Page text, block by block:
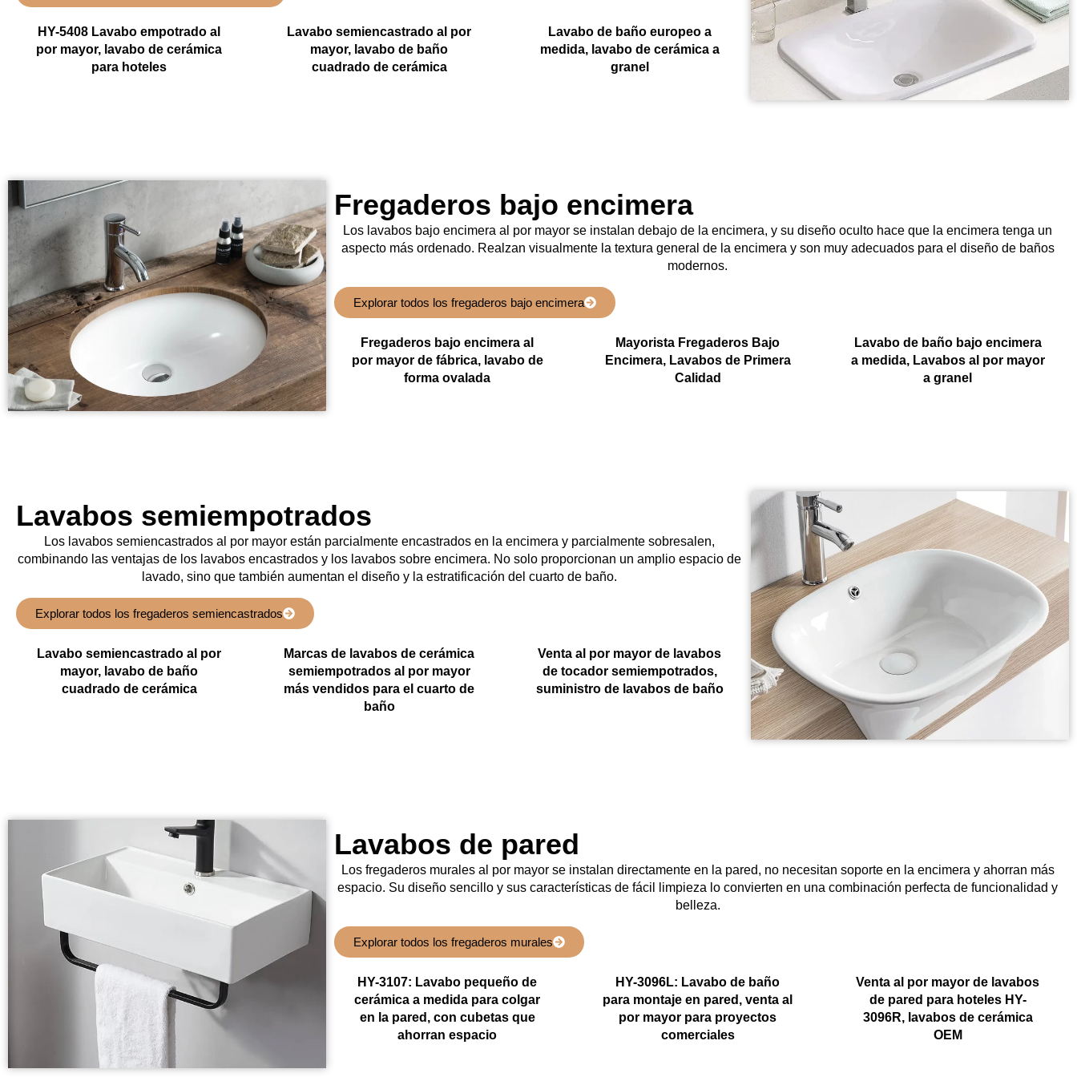
HY-5408 Lavabo empotrado al
por mayor, lavabo de cerámica
para hoteles
Lavabo semiencastrado al por
mayor, lavabo de baño
cuadrado de cerámica
Lavabo de baño europeo a
medida, lavabo de cerámica a
granel
Fregaderos bajo encimera
Los lavabos bajo encimera al por mayor se instalan debajo de la encimera, y su diseño oculto hace que la encimera tenga un
aspecto más ordenado. Realzan visualmente la textura general de la encimera y son muy adecuados para el diseño de baños
modernos.
Explorar todos los fregaderos bajo encimera
Fregaderos bajo encimera al
por mayor de fábrica, lavabo de
forma ovalada
Mayorista Fregaderos Bajo
Encimera, Lavabos de Primera
Calidad
Lavabo de baño bajo encimera
a medida, Lavabos al por mayor
a granel
Lavabos semiempotrados
Los lavabos semiencastrados al por mayor están parcialmente encastrados en la encimera y parcialmente sobresalen,
combinando las ventajas de los lavabos encastrados y los lavabos sobre encimera. No solo proporcionan un amplio espacio de
lavado, sino que también aumentan el diseño y la estratificación del cuarto de baño.
Explorar todos los fregaderos semiencastrados
Lavabo semiencastrado al por
mayor, lavabo de baño
cuadrado de cerámica
Marcas de lavabos de cerámica
semiempotrados al por mayor
más vendidos para el cuarto de
baño
Venta al por mayor de lavabos
de tocador semiempotrados,
suministro de lavabos de baño
Lavabos de pared
Los fregaderos murales al por mayor se instalan directamente en la pared, no necesitan soporte en la encimera y ahorran más
espacio. Su diseño sencillo y sus características de fácil limpieza lo convierten en una combinación perfecta de funcionalidad y
belleza.
Explorar todos los fregaderos murales
HY-3107: Lavabo pequeño de
cerámica a medida para colgar
en la pared, con cubetas que
ahorran espacio
HY-3096L: Lavabo de baño
para montaje en pared, venta al
por mayor para proyectos
comerciales
Venta al por mayor de lavabos
de pared para hoteles HY-
3096R, lavabos de cerámica
OEM